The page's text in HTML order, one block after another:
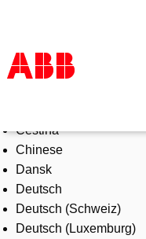
Products & Solutions
Industries
Services
About us
Where to buy
Contact us
Čeština
Chinese
Dansk
Deutsch
Deutsch (Schweiz)
Deutsch (Luxemburg)